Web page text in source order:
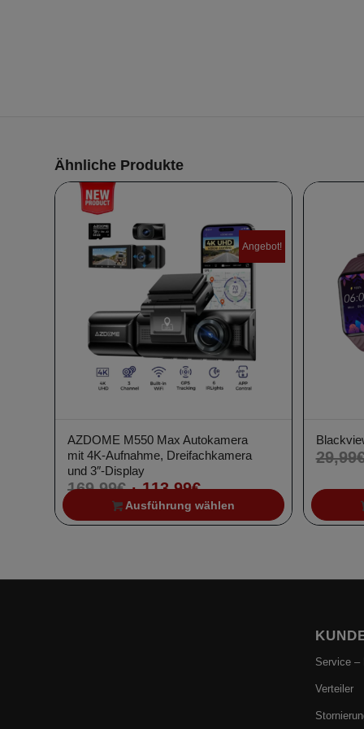
Ähnliche Produkte
AZDOME M550 Max Autokamera
mit 4K-Aufnahme, Dreifachkamera
und 3″-Display
169,99€Ursprünglicher
Preis
war:
113,99€Aktueller
Preis
ist:
Angebot!
Ausführung wählen
29,99
Service –
Verteiler